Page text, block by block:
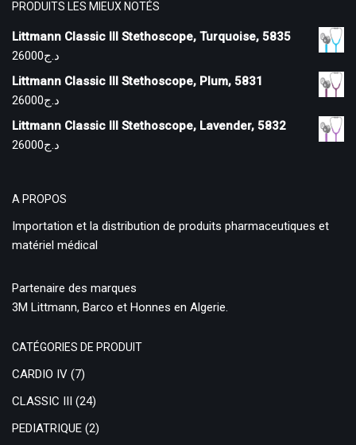
PRODUITS LES MIEUX NOTÉS
Littmann Classic III Stethoscope, Turquoise, 5835
د.ج26000
Littmann Classic III Stethoscope, Plum, 5831
د.ج26000
Littmann Classic III Stethoscope, Lavender, 5832
د.ج26000
A PROPOS
Importation et la distribution de produits pharmaceutiques et
matériel médical
Partenaire des marques
3M Littmann, Barco et Honnes en Algerie.
CATÉGORIES DE PRODUIT
CARDIO IV (7)
CLASSIC III (24)
PEDIATRIQUE (2)